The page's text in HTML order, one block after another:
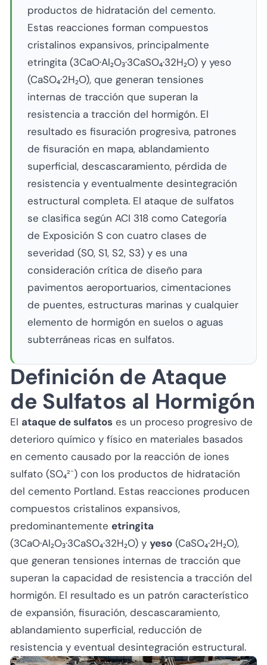
productos de hidratación del cemento.
Estas reacciones forman compuestos
cristalinos expansivos, principalmente
etringita (3CaO·Al₂O₃·3CaSO₄·32H₂O) y yeso
(CaSO₄·2H₂O), que generan tensiones
internas de tracción que superan la
resistencia a tracción del hormigón. El
resultado es fisuración progresiva, patrones
de fisuración en mapa, ablandamiento
superficial, descascaramiento, pérdida de
resistencia y eventualmente desintegración
estructural completa. El ataque de sulfatos
se clasifica según ACI 318 como Categoría
de Exposición S con cuatro clases de
severidad (S0, S1, S2, S3) y es una
consideración crítica de diseño para
pavimentos aeroportuarios, cimentaciones
de puentes, estructuras marinas y cualquier
elemento de hormigón en suelos o aguas
subterráneas ricas en sulfatos.
Definición de Ataque
de Sulfatos al Hormigón
El ataque de sulfatos es un proceso progresivo de
deterioro químico y físico en materiales basados
en cemento causado por la reacción de iones
sulfato (SO₄²⁻) con los productos de hidratación
del cemento Portland. Estas reacciones producen
compuestos cristalinos expansivos,
predominantemente etringita
(3CaO·Al₂O₃·3CaSO₄·32H₂O) y yeso (CaSO₄·2H₂O),
que generan tensiones internas de tracción que
superan la capacidad de resistencia a tracción del
hormigón. El resultado es un patrón característico
de expansión, fisuración, descascaramiento,
ablandamiento superficial, reducción de
resistencia y eventual desintegración estructural.